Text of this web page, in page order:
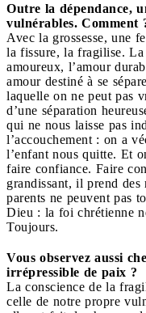
Outre la dépendance,
vulnérables. Comment
Avec la grossesse, une
la fissure, la fragilise. La
amoureux, l’amour
amour destiné à se
laquelle on ne peut pas
d’une séparation
qui ne nous laisse pas
l’accouchement : on a
l’enfant nous quitte. Et
faire confiance. Faire
grandissant, il prend
parents ne peuvent pas
Dieu : la foi chrétienne
Toujours.
Vous observez aussi
irrépressible de paix ?
La conscience de la
celle de notre propre